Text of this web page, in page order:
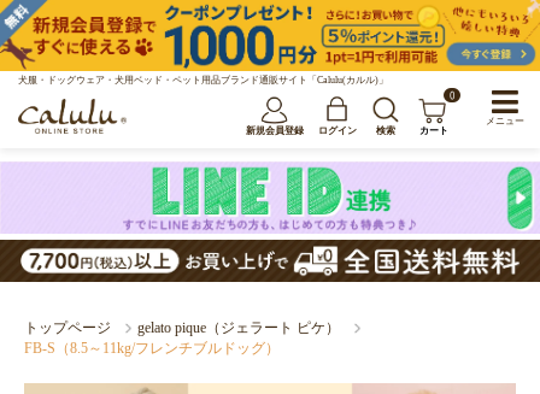
犬服・ドッグウェア・犬用ベッド・ペット用品ブランド通販サイト「Calulu(カルル)」
新規会員登録 ログイン 検索
0
カート
トップページ
gelato pique（ジェラート ピケ）
FB-S（8.5～11kg/フレンチブルドッグ）
メニュー